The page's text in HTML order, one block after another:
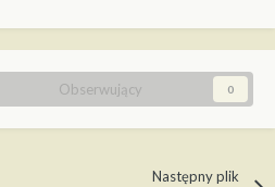
Obserwujący 0
Następny plik